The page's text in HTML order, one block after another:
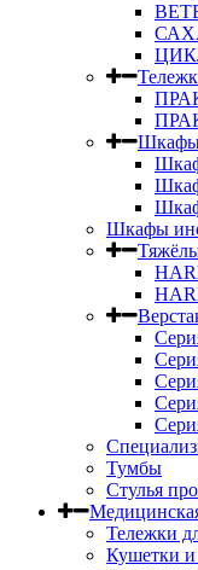
Шкафы
Шкафы
Тумбы
Стулья
Тележки
Кушетки и